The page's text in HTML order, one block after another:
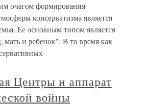
очагом формирования
консерватизма является
Ее основным типом является
мать и ребенок". В то время как
Центры и аппарат
войны